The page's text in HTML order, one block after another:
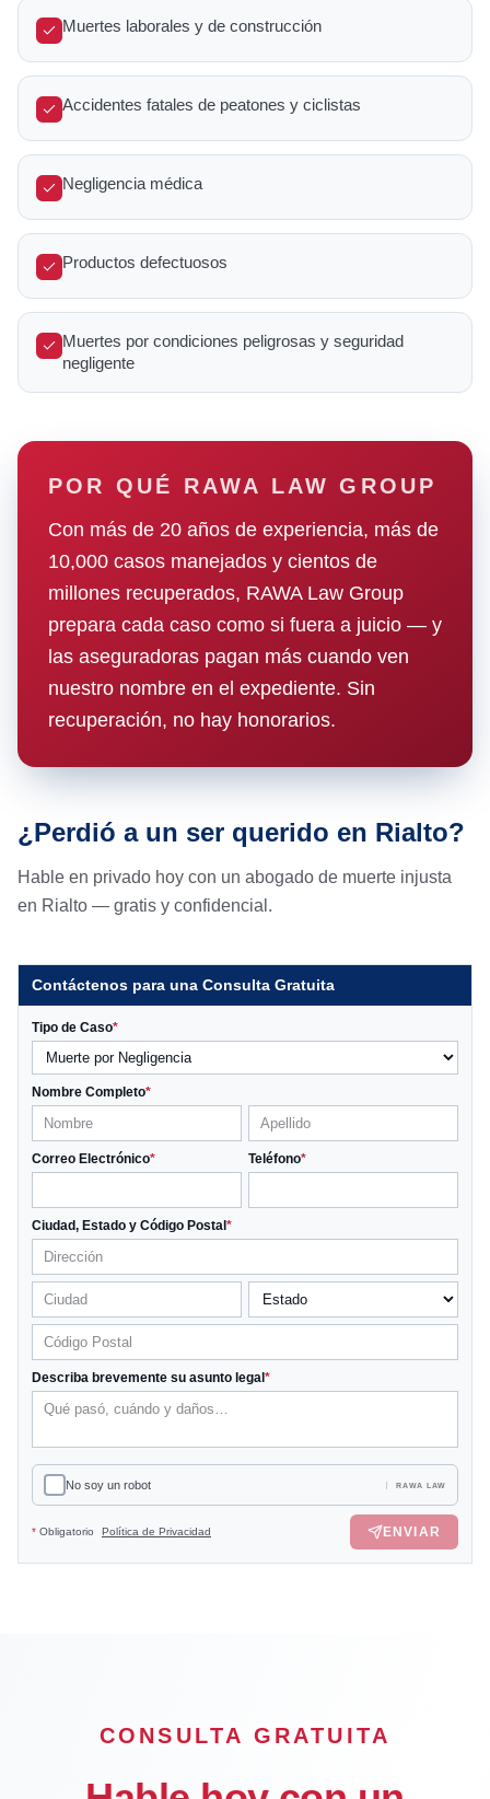
Muertes laborales y de construcción
Accidentes fatales de peatones y ciclistas
Negligencia médica
Productos defectuosos
Muertes por condiciones peligrosas y seguridad
negligente
POR QUÉ RAWA LAW GROUP
Con más de 20 años de experiencia, más de
10,000 casos manejados y cientos de
millones recuperados, RAWA Law Group
prepara cada caso como si fuera a juicio — y
las aseguradoras pagan más cuando ven
nuestro nombre en el expediente. Sin
recuperación, no hay honorarios.
¿Perdió a un ser querido en Rialto?
Hable en privado hoy con un abogado de muerte injusta
en Rialto — gratis y confidencial.
Contáctenos para una Consulta Gratuita
Tipo de Caso*
Nombre Completo*
Correo Electrónico* Teléfono*
Ciudad, Estado y Código Postal *
Describa brevemente su asunto legal *
No soy un robot RAWA LAW
* Obligatorio Política de Privacidad ENVIAR
CONSULTA GRATUITA